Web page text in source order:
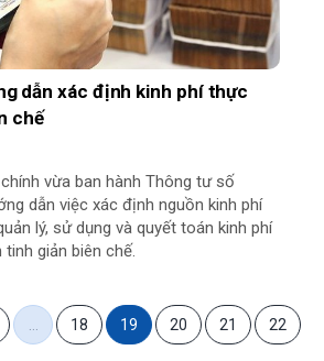
dẫn xác định kinh phí thực
chế
vừa ban hành Thông tư số
dẫn việc xác định nguồn kinh phí
lý, sử dụng và quyết toán kinh phí
giản biên chế.
18 19 20 21 22